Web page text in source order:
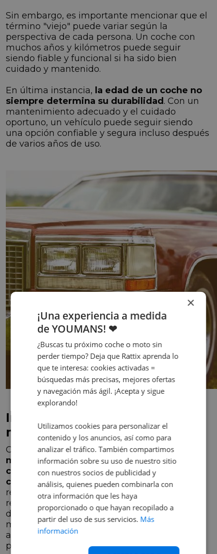
Sin embargo, es importante mencionar que el
término "viejo" puede variar según la
perspectiva de cada persona. Un coche con
muchos años y kilómetros puede seguir
siendo fiable y funcional si ha sido bien
cuidado y mantenido.
En última instancia, la edad de un coche no
siempre determina su durabilidad. Con un
mantenimiento adecuado y el cuidado
oportuno, un vehículo puede seguir siendo
una opción confiable y segura incluso después
de varios años de uso.
Importancia del
mantenimiento adecuado
Como mencionamos anteriormente,el
mantenimiento regular y adecuado es
crucial para prolongar la vida útil de un
coche
. Realiza cambios de aceite según las
recomendaciones del fabricante, así como
revisiones periódicas, reemplaza piezas
desgastadas y sigue las pautas de
mantenimiento recomendadas que ayudarán
a mantener el vehículo en buen estado y
prevenir problemas mecánicos.
×
¡Una experiencia a medida
de YOUMANS! ❤
¿Buscas tu próximo coche o moto sin
perder tiempo? Deja que Rattix aprenda lo
que te interesa: cookies activadas =
búsquedas más precisas, mejores ofertas
y navegación más ágil. ¡Acepta y sigue
explorando!
Utilizamos cookies para personalizar el
contenido y los anuncios, así como para
analizar el tráfico. También compartimos
información sobre su uso de nuestro sitio
con nuestros socios de publicidad y
análisis, quienes pueden combinarla con
otra información que les haya
proporcionado o que hayan recopilado a
partir del uso de sus servicios. Más
información